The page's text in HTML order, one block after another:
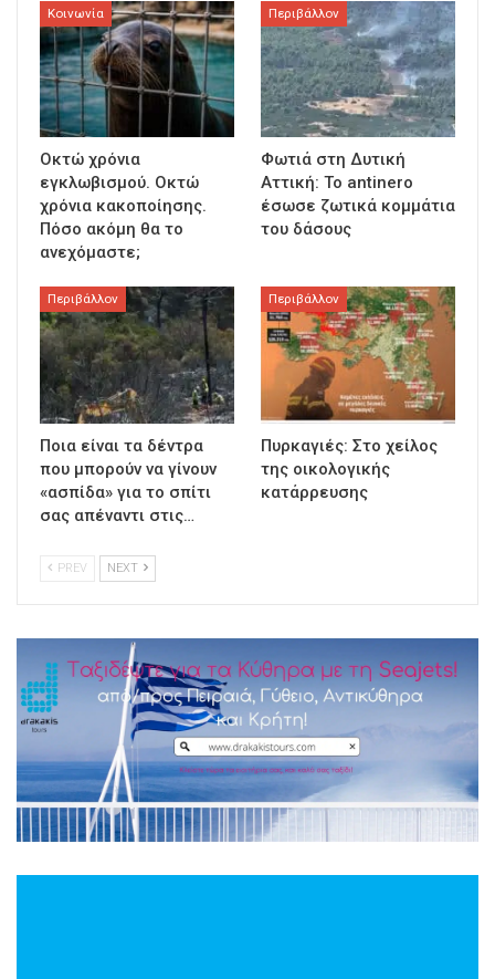
Κοινωνία
Οκτώ χρόνια
εγκλωβισμού. Οκτώ
χρόνια κακοποίησης.
Πόσο ακόμη θα το
ανεχόμαστε;
Περιβάλλον
Φωτιά στη Δυτική
Αττική: Το antinero
έσωσε ζωτικά κομμάτια
του δάσους
Περιβάλλον
Ποια είναι τα δέντρα
που μπορούν να γίνουν
«ασπίδα» για το σπίτι
σας απέναντι στις…
Περιβάλλον
Πυρκαγιές: Στο χείλος
της οικολογικής
κατάρρευσης
PREV NEXT